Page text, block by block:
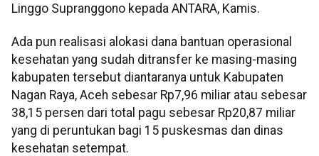
Linggo Supranggono kepada ANTARA, Kamis.
Ada pun realisasi alokasi dana bantuan operasional
kesehatan yang sudah ditransfer ke masing-masing
kabupaten tersebut diantaranya untuk Kabupaten
Nagan Raya, Aceh sebesar Rp7,96 miliar atau sebesar
38,15 persen dari total pagu sebesar Rp20,87 miliar
yang di peruntukan bagi 15 puskesmas dan dinas
kesehatan setempat.